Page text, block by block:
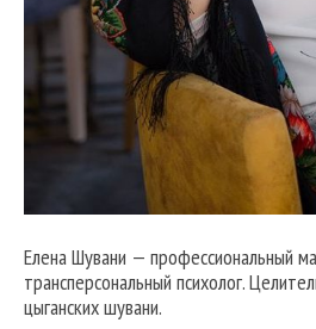
Елена Шувани — профессиональный
трансперсональный психолог.
цыганских шувани.